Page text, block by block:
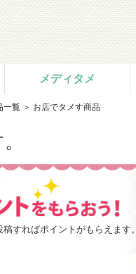
メディタメ
一覧 ＞ お店でタメす商品
すればポイントがもらえます。